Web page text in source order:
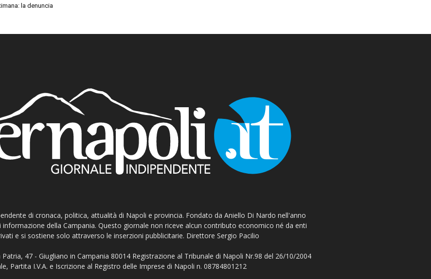
la denuncia
di cronaca, politica, attualità di Napoli e provincia. Fondato da Aniello Di Nardo nell'anno
della Campania. Questo giornale non riceve alcun contributo economico né da enti
e si sostiene solo attraverso le inserzioni pubblicitarie. Direttore Sergio Pacilio
Patria, 47 - Giugliano in Campania 80014 Registrazione al Tribunale di Napoli Nr.98 del 26/10/2004
Partita I.V.A. e Iscrizione al Registro delle Imprese di Napoli n. 08784801212